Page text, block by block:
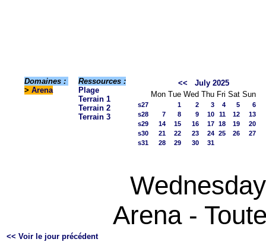
Domaines :
> Arena
Ressources :
Plage
Terrain 1
Terrain 2
Terrain 3
<<
July 2025
Mon Tue Wed Thu Fri Sat Sun
s27 1 2 3 4 5
6
s28
7 8 9 10 11 12
13
s29
14 15 16 17 18 19
20
s30
21 22 23 24 25 26
27
s31
28 29 30 31
Arena -
<< Voir le jour précédent